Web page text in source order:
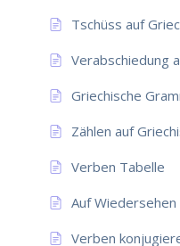
Tschüss auf
Verabschiedung
Griechische
Zählen auf
Verben Tabelle
Auf Wiedersehen
Verben